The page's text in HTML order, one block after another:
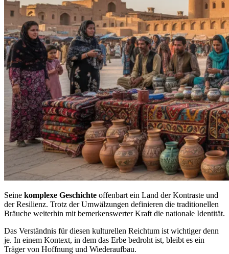
Seine komplexe Geschichte offenbart ein Land der Kontraste und
der Resilienz. Trotz der Umwälzungen definieren die traditionellen
Bräuche weiterhin mit bemerkenswerter Kraft die nationale Identität.
Das Verständnis für diesen kulturellen Reichtum ist wichtiger denn
je. In einem Kontext, in dem das Erbe bedroht ist, bleibt es ein
Träger von Hoffnung und Wiederaufbau.